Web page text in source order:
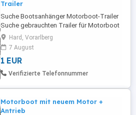
Trailer
Suche Bootsanhänger Motorboot-Trailer
Suche gebrauchten Trailer für Motorboot
(6,5 m Länge, 1,8 m Breite, ca. 500 kg
Gewicht). Gerne auch ältere Modelle.
Angebote mit Fotos und Preisvorstellung
bitte melden. Danke!
Hard, Vorarlberg
7 August
1 EUR
Verifizierte Telefonnummer
Motorboot mit neuem Motor +
Antrieb